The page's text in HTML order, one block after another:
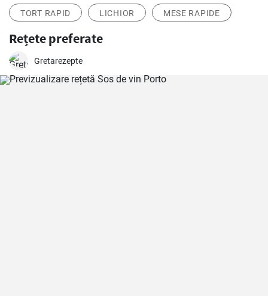
TORT RAPID LICHIOR MESE RAPIDE
Rețete preferate
Gretarezepte